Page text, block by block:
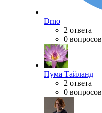
Drno
2 ответа
0 вопросов
Пума Тайланд
2 ответа
0 вопросов